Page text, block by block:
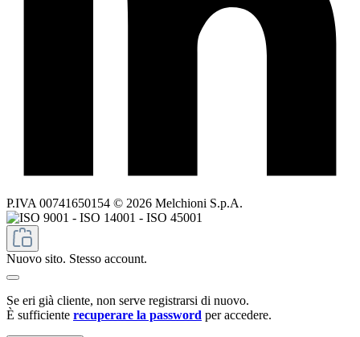
P.IVA 00741650154 © 2026 Melchioni S.p.A.
Nuovo sito. Stesso account.
Se eri già cliente, non serve registrarsi di nuovo.
È sufficiente recuperare la password per accedere.